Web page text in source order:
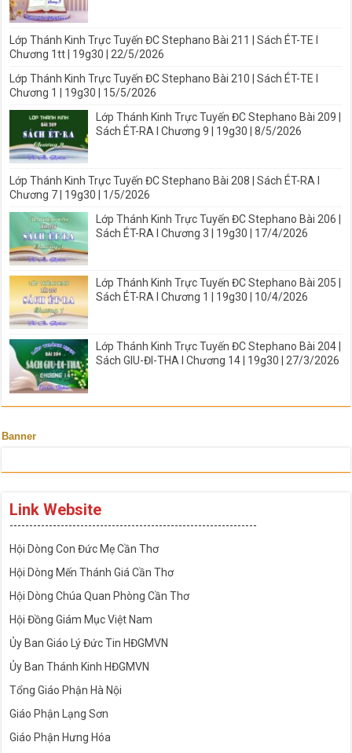
Lớp Thánh Kinh Trực Tuyến ĐC Stephano Bài 211 | Sách ÉT-TE I
Chương 1tt | 19g30 | 22/5/2026
Lớp Thánh Kinh Trực Tuyến ĐC Stephano Bài 210 | Sách ÉT-TE I
Chương 1 | 19g30 | 15/5/2026
Lớp Thánh Kinh Trực Tuyến ĐC Stephano Bài 209 |
Sách ÉT-RA I Chương 9 | 19g30 | 8/5/2026
Lớp Thánh Kinh Trực Tuyến ĐC Stephano Bài 208 | Sách ÉT-RA I
Chương 7 | 19g30 | 1/5/2026
Lớp Thánh Kinh Trực Tuyến ĐC Stephano Bài 206 |
Sách ÉT-RA I Chương 3 | 19g30 | 17/4/2026
Lớp Thánh Kinh Trực Tuyến ĐC Stephano Bài 205 |
Sách ÉT-RA I Chương 1 | 19g30 | 10/4/2026
Lớp Thánh Kinh Trực Tuyến ĐC Stephano Bài 204 |
Sách GIU-ĐI-THA I Chương 14 | 19g30 | 27/3/2026
Banner
Link Website
---------------------------------------------------------------
Hội Dòng Con Đức Mẹ Cần Thơ
Hội Dòng Mến Thánh Giá Cần Thơ
Hội Dòng Chúa Quan Phòng Cần Thơ
Hội Đồng Giám Mục Việt Nam
Ủy Ban Giáo Lý Đức Tin HĐGMVN
Ủy Ban Thánh Kinh HĐGMVN
Tổng Giáo Phận Hà Nội
Giáo Phận Lạng Sơn
Giáo Phận Hưng Hóa